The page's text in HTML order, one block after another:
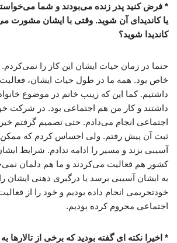
* فرض کنید پدر زنده می‌بودند و شما
یا کاندیدای آن شوید. وقتی با ایشان مشورت
کاندیدا شوید؟
حتما در زمان حیات ایشان این کار را
خاص بود. همه ما در طول حیات ایشان،
داشتیم. کما این که زینب خانم در موضوع
داشتند و کار من هم اجتماعی بود. در شرکت
اجتماعی انجام می‌دادم. حتی تصمیم گرفتم
ثبت آن پیش رفتم. ولی احساس کردم که
آسیبی بزند و مسیر را ادامه ندادم. شرایط
کشور هم فعالیت می‌کردند و ما هم دلمان
به ایشان آسیبی برسد یا درگیری ذهنی ایشان
خودتحریمی انجام داده بودیم و خود را از
اجتماعی محروم کرده بودیم.
* اخیرا نکته ای گفته بودید که برخی از تالارها